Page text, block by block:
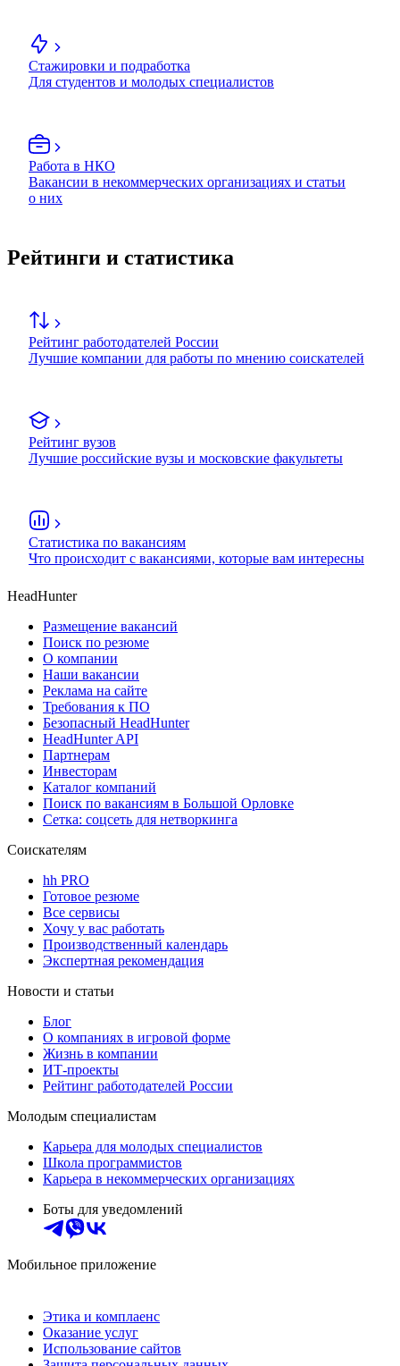
Стажировки и подработка
Для студентов и молодых специалистов
Работа в НКО
Вакансии в некоммерческих организациях и статьи
о них
Рейтинги и статистика
Рейтинг работодателей России
Лучшие компании для работы по мнению соискателей
Рейтинг вузов
Лучшие российские вузы и московские факультеты
Статистика по вакансиям
Что происходит с вакансиями, которые вам интересны
HeadHunter
Размещение вакансий
Поиск по резюме
О компании
Наши вакансии
Реклама на сайте
Требования к ПО
Безопасный HeadHunter
HeadHunter API
Партнерам
Инвесторам
Каталог компаний
Поиск по вакансиям в Большой Орловке
Сетка: соцсеть для нетворкинга
Соискателям
hh PRO
Готовое резюме
Все сервисы
Хочу у вас работать
Производственный календарь
Экспертная рекомендация
Новости и статьи
Блог
О компаниях в игровой форме
Жизнь в компании
ИТ-проекты
Рейтинг работодателей России
Молодым специалистам
Карьера для молодых специалистов
Школа программистов
Карьера в некоммерческих организациях
Боты для уведомлений
Мобильное приложение
Этика и комплаенс
Оказание услуг
Использование сайтов